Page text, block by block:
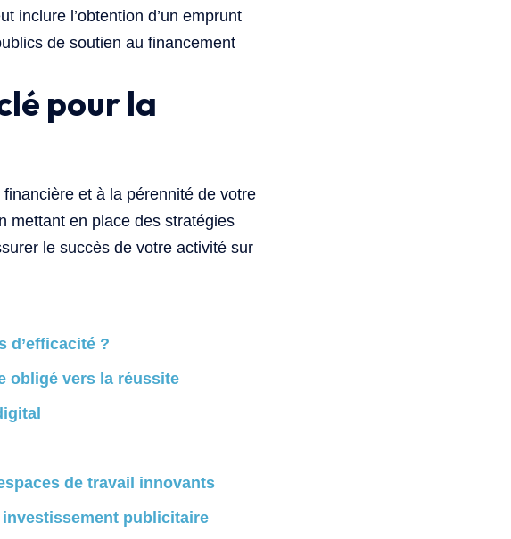
inclure l’obtention d’un emprunt
de soutien au financement
pour la
et à la pérennité de votre
mettant en place des stratégies
le succès de votre activité sur
d’efficacité ?
obligé vers la réussite
de travail innovants
publicitaire